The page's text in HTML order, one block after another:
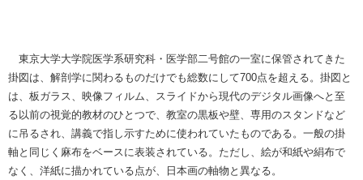
東京大学大学院医学系研究科・医学部二号館の一室に保管されてきた
掛図は、解剖学に関わるものだけでも総数にして700点を超える。掛図と
は、板ガラス、映像フィルム、スライドから現代のデジタル画像へと至
る以前の視覚的教材のひとつで、教室の黒板や壁、専用のスタンドなど
に吊るされ、講義で指し示すために使われていたものである。一般の掛
軸と同じく麻布をベースに表装されている。ただし、絵が和紙や絹布で
なく、洋紙に描かれている点が、日本画の軸物と異なる。